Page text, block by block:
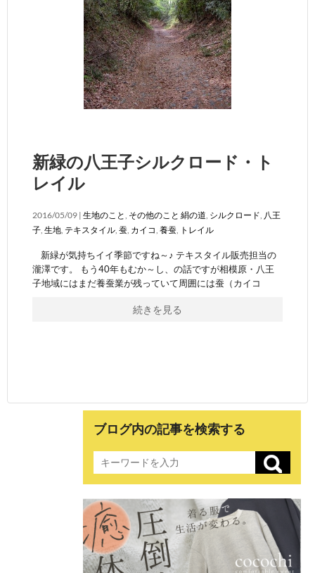
新緑の八王子シルクロード・ト
レイル
2016/05/09 | 生地のこと その他のこと 絹の道 シルクロード 八王
子 生地 テキスタイル 蚕 カイコ 養蚕 トレイル
新緑が気持ちイイ季節ですね～♪ テキスタイル販売担当の
瀧澤です。 もう40年もむか～し、の話ですが相模原・八王
子地域にはまだ養蚕業が残っていて周囲には蚕（カイコ
続きを見る
ブログ内の記事を検索する